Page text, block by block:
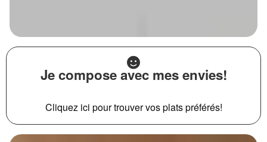
Je compose avec mes envies!
Cliquez ici pour trouver vos plats préférés!